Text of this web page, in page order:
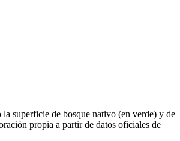
superficie de bosque nativo (en verde) y de
propia a partir de datos oficiales de